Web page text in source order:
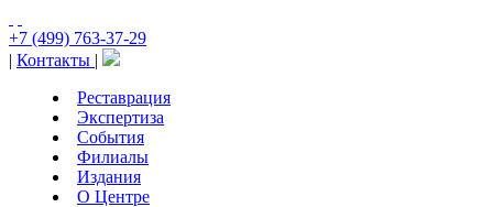
+7 (499) 763-37-29
| Контакты |
Реставрация
Экспертиза
События
Филиалы
Издания
О Центре